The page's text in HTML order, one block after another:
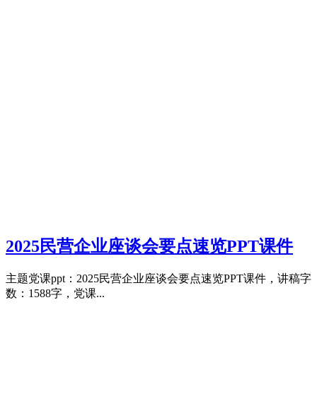
2025民营企业座谈会要点速览PPT课件
主题党课ppt：2025民营企业座谈会要点速览PPT课件，讲稿字
数：1588字，党课...